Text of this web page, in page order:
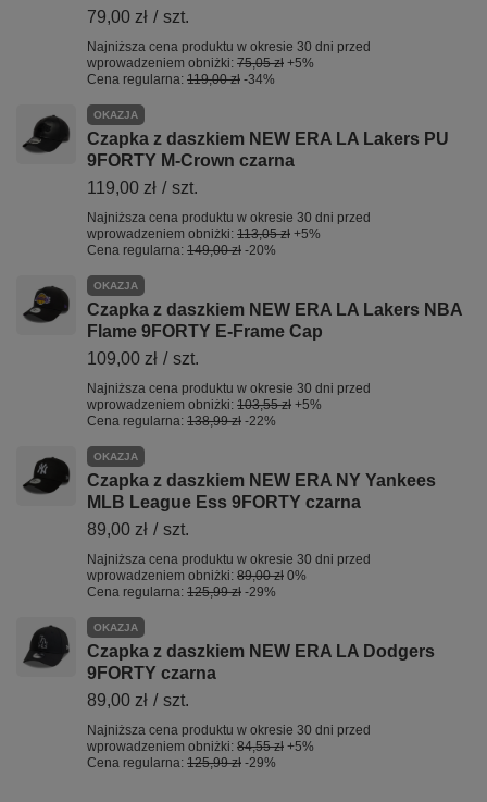
79,00 zł / szt.
Najniższa cena produktu w okresie 30 dni przed
wprowadzeniem obniżki: 75,05 zł +5%
Cena regularna: 119,00 zł -34%
OKAZJA
Czapka z daszkiem NEW ERA LA Lakers PU
9FORTY M-Crown czarna
119,00 zł / szt.
Najniższa cena produktu w okresie 30 dni przed
wprowadzeniem obniżki: 113,05 zł +5%
Cena regularna: 149,00 zł -20%
OKAZJA
Czapka z daszkiem NEW ERA LA Lakers NBA
Flame 9FORTY E-Frame Cap
109,00 zł / szt.
Najniższa cena produktu w okresie 30 dni przed
wprowadzeniem obniżki: 103,55 zł +5%
Cena regularna: 138,99 zł -22%
OKAZJA
Czapka z daszkiem NEW ERA NY Yankees
MLB League Ess 9FORTY czarna
89,00 zł / szt.
Najniższa cena produktu w okresie 30 dni przed
wprowadzeniem obniżki: 89,00 zł 0%
Cena regularna: 125,99 zł -29%
OKAZJA
Czapka z daszkiem NEW ERA LA Dodgers
9FORTY czarna
89,00 zł / szt.
Najniższa cena produktu w okresie 30 dni przed
wprowadzeniem obniżki: 84,55 zł +5%
Cena regularna: 125,99 zł -29%